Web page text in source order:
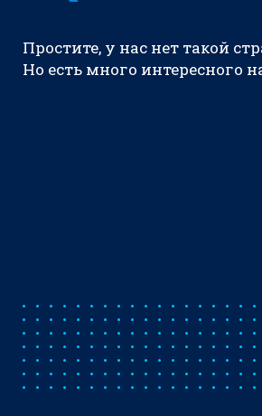
Простите, у нас нет такой
Но есть много интересного